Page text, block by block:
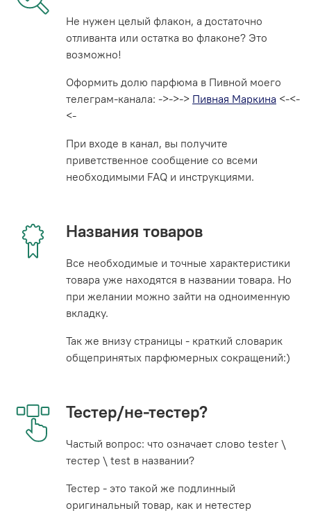
Не нужен целый флакон, а достаточно
отливанта или остатка во флаконе? Это
возможно!
Оформить долю парфюма в Пивной моего
телеграм-канала: ->->-> Пивная Маркина <-<-
<-
При входе в канал, вы получите
приветственное сообщение со всеми
необходимыми FAQ и инструкциями.
Названия товаров
Все необходимые и точные характеристики
товара уже находятся в названии товара. Но
при желании можно зайти на одноименную
вкладку.
Так же внизу страницы - краткий словарик
общепринятых парфюмерных сокращений:)
Тестер/не-тестер?
Частый вопрос: что означает слово tester \
тестер \ test в названии?
Тестер - это такой же подлинный
оригинальный товар, как и нетестер